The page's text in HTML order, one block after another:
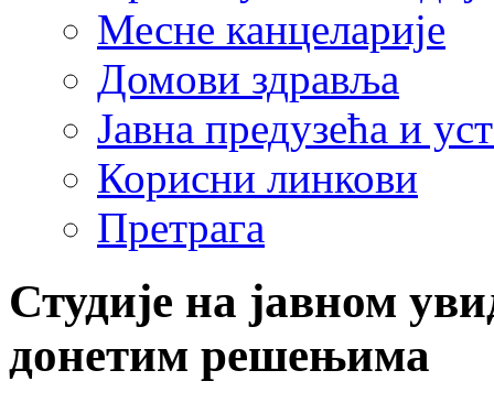
Месне канцеларије
Домови здравља
Јавна предузећа и
Корисни линкови
Претрага
Студије на јавном
донетим решењима